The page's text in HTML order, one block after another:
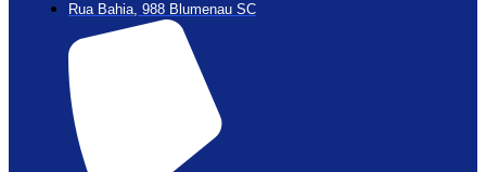
Rua Bahia, 988 Blumenau SC